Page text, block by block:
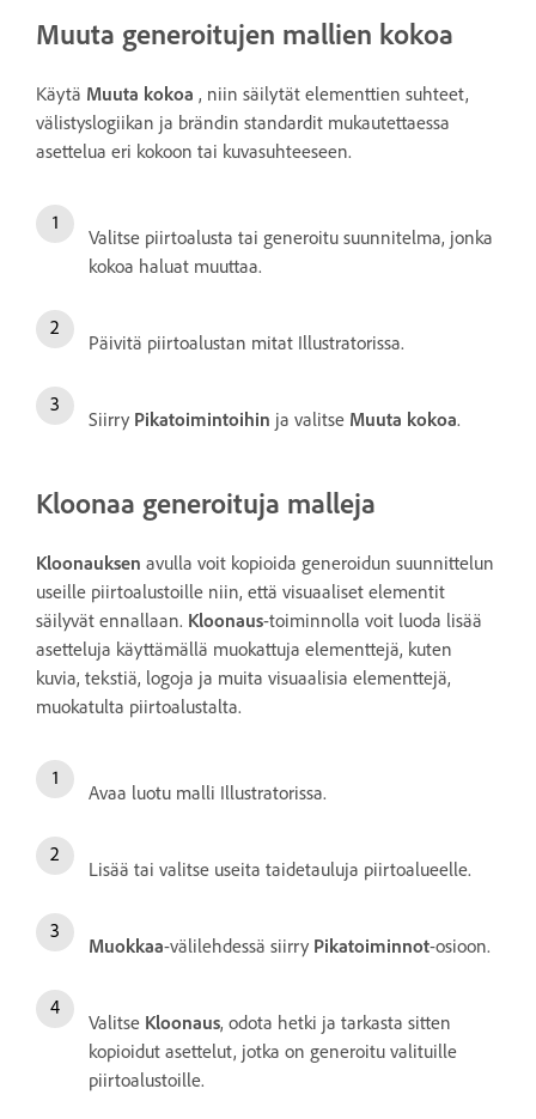
Muuta generoitujen mallien kokoa
Käytä Muuta kokoa , niin säilytät elementtien suhteet,
välistyslogiikan ja brändin standardit mukautettaessa
asettelua eri kokoon tai kuvasuhteeseen.
Valitse piirtoalusta tai generoitu suunnitelma, jonka
kokoa haluat muuttaa.
Päivitä piirtoalustan mitat Illustratorissa.
Siirry Pikatoimintoihin ja valitse Muuta kokoa.
Kloonaa generoituja malleja
Kloonauksen avulla voit kopioida generoidun suunnittelun
useille piirtoalustoille niin, että visuaaliset elementit
säilyvät ennallaan. Kloonaus-toiminnolla voit luoda lisää
asetteluja käyttämällä muokattuja elementtejä, kuten
kuvia, tekstiä, logoja ja muita visuaalisia elementtejä,
muokatulta piirtoalustalta.
Avaa luotu malli Illustratorissa.
Lisää tai valitse useita taidetauluja piirtoalueelle.
Muokkaa-välilehdessä siirry Pikatoiminnot-osioon.
Valitse Kloonaus, odota hetki ja tarkasta sitten
kopioidut asettelut, jotka on generoitu valituille
piirtoalustoille.